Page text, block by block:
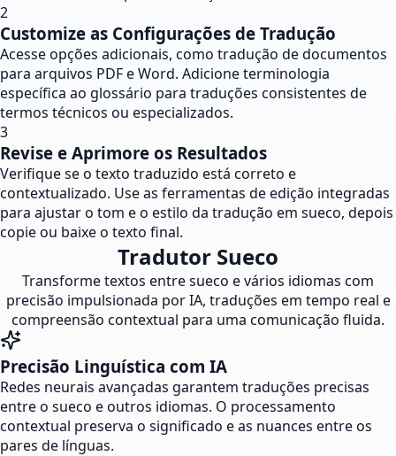
2
Customize as Configurações de Tradução
Acesse opções adicionais, como tradução de documentos
para arquivos PDF e Word. Adicione terminologia
específica ao glossário para traduções consistentes de
termos técnicos ou especializados.
3
Revise e Aprimore os Resultados
Verifique se o texto traduzido está correto e
contextualizado. Use as ferramentas de edição integradas
para ajustar o tom e o estilo da tradução em sueco, depois
copie ou baixe o texto final.
Tradutor Sueco
Transforme textos entre sueco e vários idiomas com
precisão impulsionada por IA, traduções em tempo real e
compreensão contextual para uma comunicação fluida.
Precisão Linguística com IA
Redes neurais avançadas garantem traduções precisas
entre o sueco e outros idiomas. O processamento
contextual preserva o significado e as nuances entre os
pares de línguas.